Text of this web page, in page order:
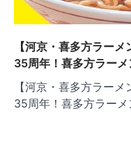
【河京・喜多方ラー
35周年！喜多方ラー
【河京・喜多方ラー
35周年！喜多方ラー